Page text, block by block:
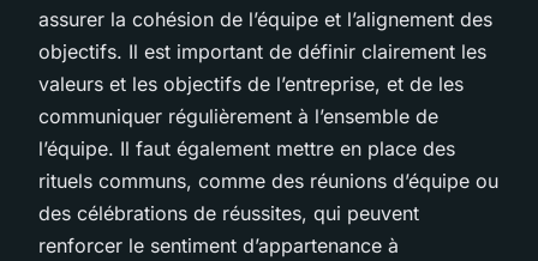
assurer la cohésion de l’équipe et l’alignement des
objectifs. Il est important de définir clairement les
valeurs et les objectifs de l’entreprise, et de les
communiquer régulièrement à l’ensemble de
l’équipe. Il faut également mettre en place des
rituels communs, comme des réunions d’équipe ou
des célébrations de réussites, qui peuvent
renforcer le sentiment d’appartenance à